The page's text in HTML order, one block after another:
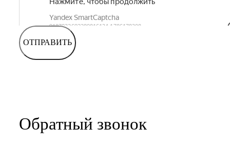
ОТПРАВИТЬ
Обратный звонок